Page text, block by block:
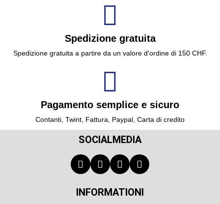
Spedizione gratuita
Spedizione gratuita a partire da un valore d'ordine di 150 CHF.
Pagamento semplice e sicuro
Contanti, Twint, Fattura, Paypal, Carta di credito
SOCIALMEDIA
INFORMATIONI